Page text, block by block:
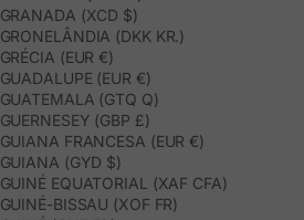
GRANADA (XCD $)
GRONELÂNDIA (DKK KR.)
GRÉCIA (EUR €)
GUADALUPE (EUR €)
GUATEMALA (GTQ Q)
GUERNESEY (GBP £)
GUIANA FRANCESA (EUR €)
GUIANA (GYD $)
GUINÉ EQUATORIAL (XAF CFA)
GUINÉ-BISSAU (XOF FR)